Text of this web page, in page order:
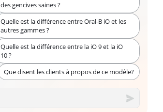
des gencives saines ?
Quelle est la différence entre Oral-B iO et les
autres gammes ?
Quelle est la différence entre la iO 9 et la iO
10 ?
Que disent les clients à propos de ce modèle?